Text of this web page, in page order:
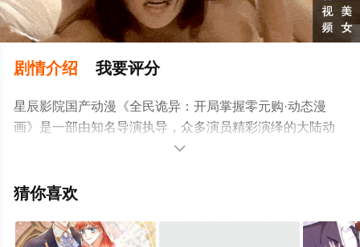
剧情介绍 我要评分
星辰影院国产动漫《全民诡异：开局掌握零元购·动态漫
画》是一部由知名导演执导，众多演员精彩演绎的大陆动
漫，手机免费观看高清未删减完整版动漫全集就上星辰电
等平台了解。

猜你喜欢